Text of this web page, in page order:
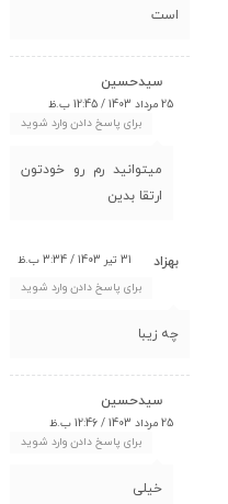
است
سیدحسین
25 مرداد 1403 / 12:45 ب.ظ
برای پاسخ دادن وارد شوید
میتوانید رم رو خودتون
ارتقا بدین
بهزاد
31 تیر 1403 / 3:34 ب.ظ
برای پاسخ دادن وارد شوید
چه زیبا
سیدحسین
25 مرداد 1403 / 12:46 ب.ظ
برای پاسخ دادن وارد شوید
خیلی